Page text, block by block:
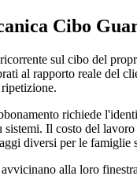
Cibo
sul cibo del
al rapporto reale del
richiede
sistemi. Il costo del
diversi per le famiglie
alla loro